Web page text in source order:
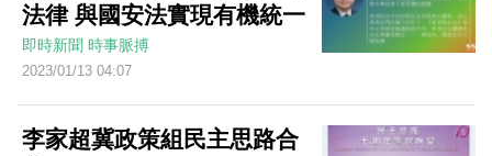
法律 與國安法實現有機統一
即時新聞 時事脈搏
2023/01/13 04:07
李家超冀政策組民主思路合